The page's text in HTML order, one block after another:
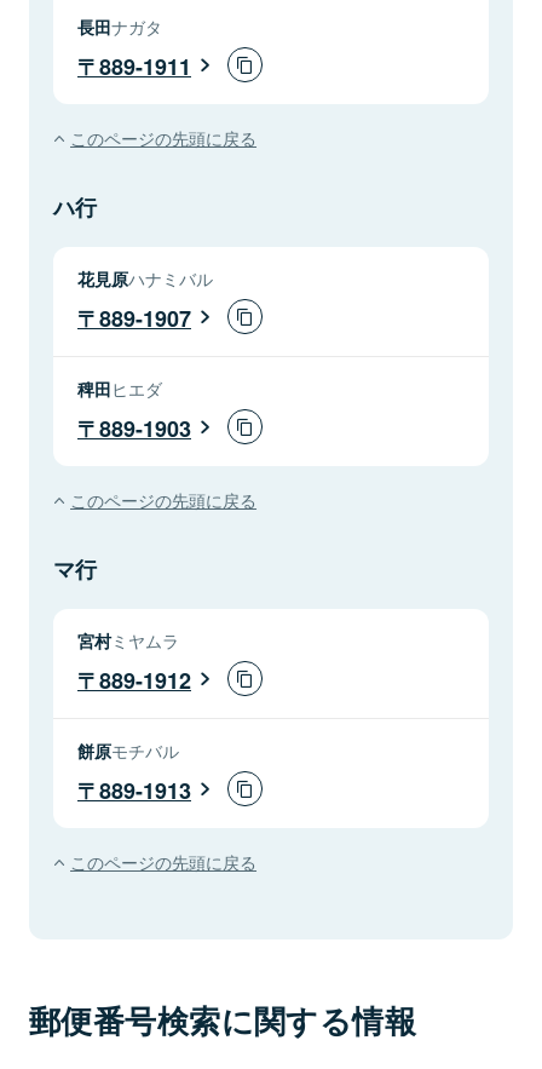
長田ナガタ
889-1911
このページの先頭に戻る
ハ行
花見原ハナミバル
889-1907
稗田ヒエダ
889-1903
このページの先頭に戻る
マ行
宮村ミヤムラ
889-1912
餅原モチバル
889-1913
このページの先頭に戻る
郵便番号検索に関する情報